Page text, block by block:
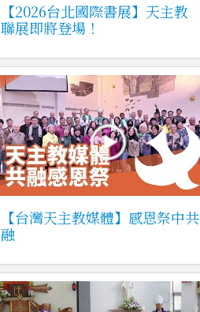
【2026台北國際書展】天主教
聯展即將登場！
【台灣天主教媒體】感恩祭中共
融